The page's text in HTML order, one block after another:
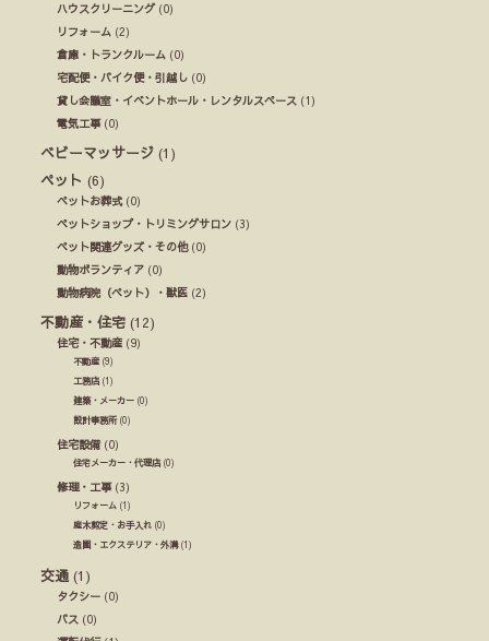
ハウスクリーニング(0)
リフォーム (2)
倉庫・トランクルーム (0)
宅配便・バイク便・引越し (0)
貸し会議室・イベントホール・レンタルスペース (1)
電気工事(0)
ベビーマッサージ (1)
ペット (6)
ペットお葬式(0)
ペットショップ・トリミングサロン (3)
ペット関連グッズ・その他(0)
動物ボランティア (0)
動物病院（ペット）・獣医 (2)
不動産・住宅 (12)
住宅・不動産 (9)
不動産 (9)
工務店 (1)
建築・メーカー (0)
設計事務所(0)
住宅設備(0)
住宅メーカー・代理店 (0)
修理・工事(3)
リフォーム (1)
庭木剪定・お手入れ (0)
造園・エクステリア・外溝(1)
交通 (1)
タクシー (0)
バス (0)